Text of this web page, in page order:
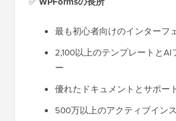
最も初心者向けのインターフ
2,100以上のテンプレートと
ー
優れたドキュメントとサポー
500万以上のアクティブイン